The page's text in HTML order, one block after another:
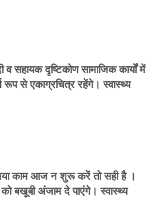
सहायक दृष्टिकोण सामाजिक कार्यों में
रूप से एकाग्रचित्र रहेंगे। स्वास्थ्य
नया काम आज न शुरू करें तो सही है ।
बखूबी अंजाम दे पाएंगे। स्वास्थ्य